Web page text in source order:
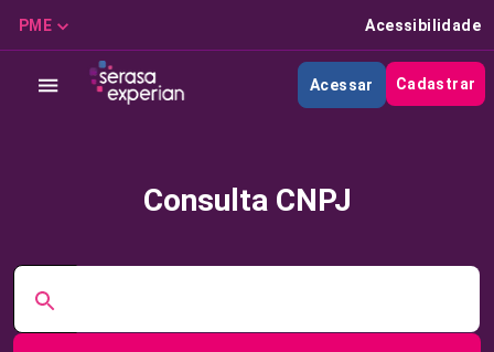
PME Acessibilidade
Acessar Cadastrar
Consulta CNPJ